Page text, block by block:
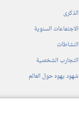
الذكرى
الاجتماعات السنوية
النشاطات
التجارب الشخصية
شهود يهوه حول العالم